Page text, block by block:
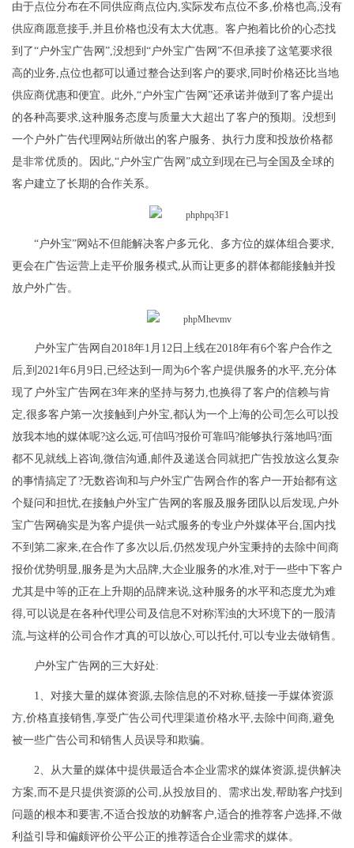
由于点位分布在不同供应商点位内,实际发布点位不多,价格也高,没有
供应商愿意接手,并且价格也没有太大优惠。客户抱着比价的心态找
到了“户外宝广告网”,没想到“户外宝广告网”不但承接了这笔要求很
高的业务,点位也都可以通过整合达到客户的要求,同时价格还比当地
供应商优惠和便宜。此外,“户外宝广告网”还承诺并做到了客户提出
的各种高要求,这种服务态度与质量大大超出了客户的预期。没想到
一个户外广告代理网站所做出的客户服务、执行力度和投放价格都
是非常优质的。因此,“户外宝广告网”成立到现在已与全国及全球的
客户建立了长期的合作关系。
“户外宝”网站不但能解决客户多元化、多方位的媒体组合要求,
更会在广告运营上走平价服务模式,从而让更多的群体都能接触并投
放户外广告。
户外宝广告网自2018年1月12日上线在2018年有6个客户合作之
后,到2021年6月9日,已经达到一周为6个客户提供服务的水平,充分体
现了户外宝广告网在3年来的坚持与努力,也换得了客户的信赖与肯
定,很多客户第一次接触到户外宝,都认为一个上海的公司怎么可以投
放我本地的媒体呢?这么远,可信吗?报价可靠吗?能够执行落地吗?面
都不见就线上咨询,微信沟通,邮件及递送合同就把广告投放这么复杂
的事情搞定了?无数咨询和与户外宝广告网合作的客户一开始都有这
个疑问和担忧,在接触户外宝广告网的客服及服务团队以后发现,户外
宝广告网确实是为客户提供一站式服务的专业户外媒体平台,国内找
不到第二家来,在合作了多次以后,仍然发现户外宝秉持的去除中间商
报价优势明显,服务是为大品牌,大企业服务的水准,对于一些中下客户
尤其是中等的正在上升期的品牌来说,这种服务的水平和态度尤为难
得,可以说是在各种代理公司及信息不对称浑浊的大环境下的一股清
流,与这样的公司合作才真的可以放心,可以托付,可以专业去做销售。
户外宝广告网的三大好处:
1、对接大量的媒体资源,去除信息的不对称,链接一手媒体资源
方,价格直接销售,享受广告公司代理渠道价格水平,去除中间商,避免
被一些广告公司和销售人员误导和欺骗。
2、从大量的媒体中提供最适合本企业需求的媒体资源,提供解决
方案,而不是只提供资源的公司,从投放目的、需求出发,帮助客户找到
问题的根本和要害,不适合投放的劝解客户,适合的推荐客户选择,不做
利益引导和偏颇评价公平公正的推荐适合企业需求的媒体。